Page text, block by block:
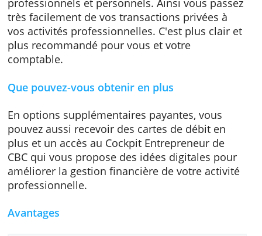
Un compte privé gratuit
En plus de votre compte professionnel, vous
pouvez également bénéficier d'un compte
gratuit pour séparer vos paiements
très facilement de vos transactions privées à
vos activités professionnelles. C'est plus
plus recommandé pour vous et votre
comptable.